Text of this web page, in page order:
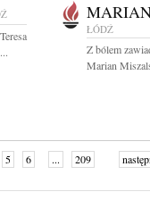
ŁÓDŹ
Z bólem
Marian
5 6 ... 209